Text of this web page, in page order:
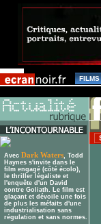
FILMS
Avec Dark Waters, Todd
Haynes s'invite dans le
film engagé (côté écolo),
le thriller légaliste et
l'enquête d'un David
contre Goliath. Le film est
glaçant et dévoile une fois
de plus les méfaits d'une
industrialisation sans
régulation et sans normes.